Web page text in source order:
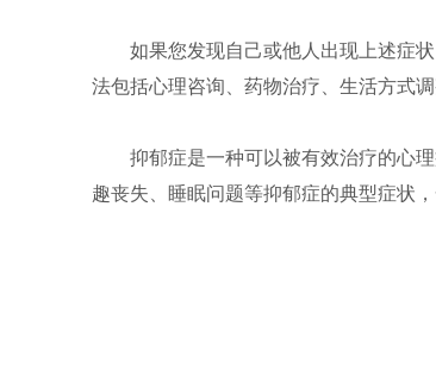
如果您发现自己或他人出现上述症
法包括心理咨询、药物治疗、生活方式调
抑郁症是一种可以被有效治疗的心
趣丧失、睡眠问题等抑郁症的典型症状